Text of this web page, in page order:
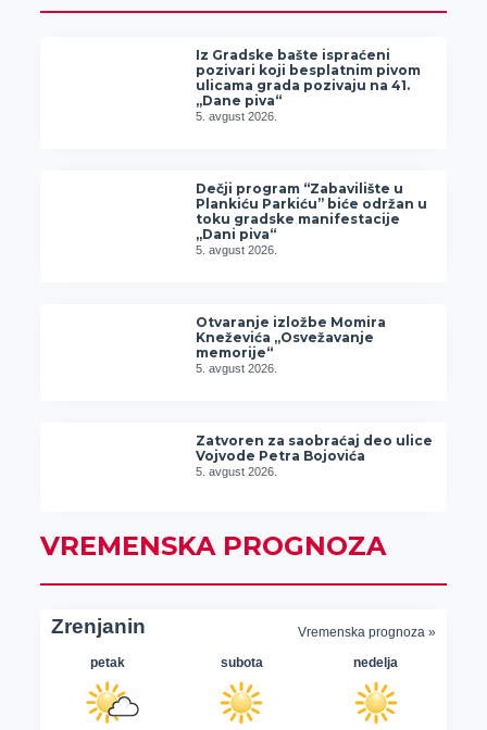
Iz Gradske bašte ispraćeni
pozivari koji besplatnim pivom
ulicama grada pozivaju na 41.
„Dane piva“
5. avgust 2026.
Dečji program “Zabavilište u
Plankiću Parkiću” biće održan u
toku gradske manifestacije
„Dani piva“
5. avgust 2026.
Otvaranje izložbe Momira
Kneževića „Osvežavanje
memorije“
5. avgust 2026.
Zatvoren za saobraćaj deo ulice
Vojvode Petra Bojovića
5. avgust 2026.
VREMENSKA PROGNOZA